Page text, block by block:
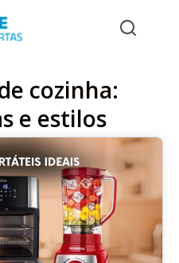
cozinha:
e estilos